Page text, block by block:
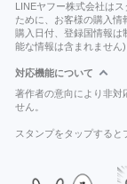
LINEヤフー株式会社は
ために、お客様の購入情
購入日付、登録国情報
能な情報は含まれません)
対応機能について
著作者の意向により非対
せん。
スタンプをタップすると